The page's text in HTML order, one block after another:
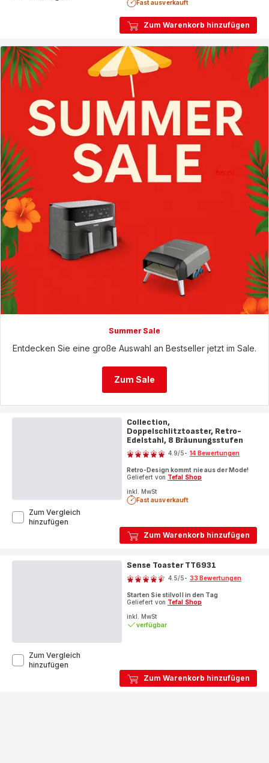
Zum Warenkorb hinzufügen
Fast ausverkauft
Edelstahlwasserkocher,
Tassen-
Anzeige,
Summer Sale
Entdecken Sie eine große Auswahl an Bestseller jetzt im Sale.
Zum Sale
Zum Warenkorb hinzufügen
Collection,
Doppelschlitztoaster, Retro-
Edelstahl, 8 Bräunungsstufen
Bewertung
4.9/5- 14 Bewertungen
Retro-Design kommt nie aus der Mode!
Geliefert von Tefal Shop
inkl. MwSt
Fast ausverkauft
Zum Vergleich
hinzufügen
Doppelschlitztoaster,
8
Bräunungsstufen
Zum Warenkorb hinzufügen
Sense Toaster TT6931
Bewertung
4.5/5- 33 Bewertungen
Starten Sie stilvoll in den Tag
Geliefert von Tefal Shop
inkl. MwSt
verfügbar
Zum Vergleich
hinzufügen